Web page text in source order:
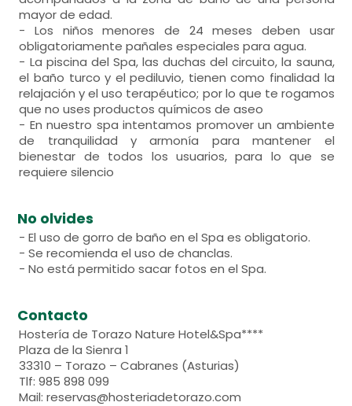
mayor de edad.
- Los niños menores de 24 meses deben usar
obligatoriamente pañales especiales para agua.
- La piscina del Spa, las duchas del circuito, la sauna,
el baño turco y el pediluvio, tienen como finalidad la
relajación y el uso terapéutico; por lo que te rogamos
que no uses productos químicos de aseo
- En nuestro spa intentamos promover un ambiente
de tranquilidad y armonía para mantener el
bienestar de todos los usuarios, para lo que se
requiere silencio
No olvides
- El uso de gorro de baño en el Spa es obligatorio.
- Se recomienda el uso de chanclas.
- No está permitido sacar fotos en el Spa.
Contacto
Hostería de Torazo Nature Hotel&Spa****
Plaza de la Sienra 1
33310 – Torazo – Cabranes (Asturias)
Tlf: 985 898 099
Mail: reservas@hosteriadetorazo.com